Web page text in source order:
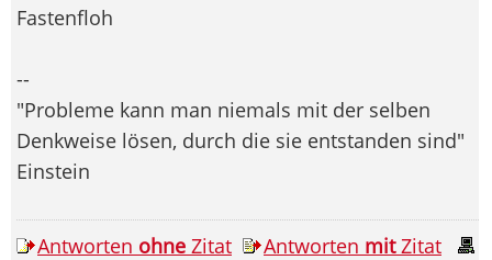
Fastenfloh
--
"Probleme kann man niemals mit der selben
Denkweise lösen, durch die sie entstanden sind"
Einstein
Antworten ohne Zitat Antworten mitZitat